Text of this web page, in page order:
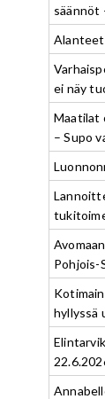
säännöt
Alanteet
ei näy
Maatilat
– Supo
Pohjois-
hyllyssä